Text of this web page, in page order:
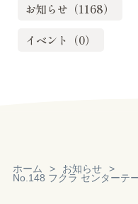
お知らせ（1168）
イベント（0）
ホーム
お知らせ
No.148 フクラ センター